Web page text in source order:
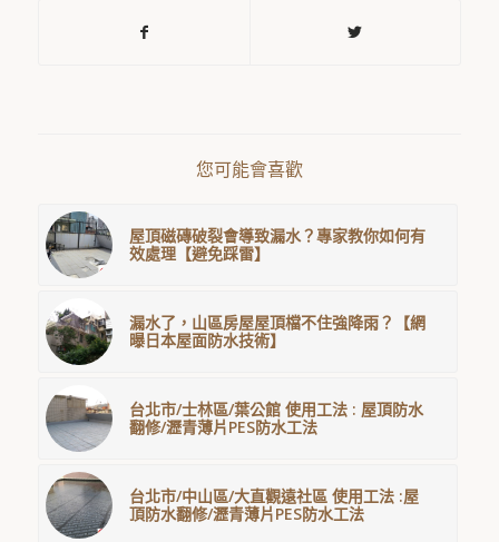
您可能會喜歡
屋頂磁磚破裂會導致漏水？專家教你如何有
效處理【避免踩雷】
漏水了，山區房屋屋頂檔不住強降雨？【網
曝日本屋面防水技術】
台北市/士林區/葉公館 使用工法 : 屋頂防水
翻修/瀝青薄片PES防水工法
台北市/中山區/大直觀遠社區 使用工法 :屋
頂防水翻修/瀝青薄片PES防水工法